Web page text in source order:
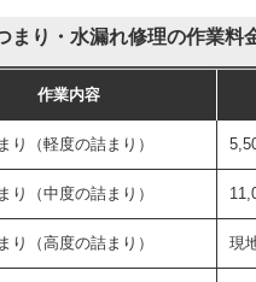
まり・水漏れ修理の作業料
作業内容
り（軽度の詰まり）
り（中度の詰まり）
り（高度の詰まり） 現